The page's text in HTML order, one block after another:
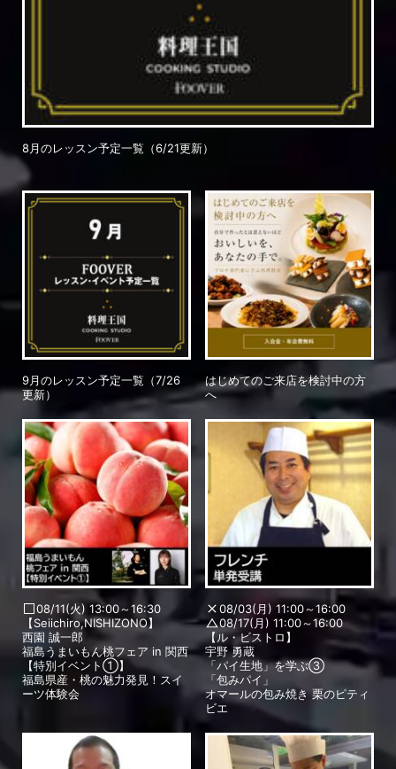
8月のレッスン予定一覧（6/21更新）
9月のレッスン予定一覧（7/26
更新）
はじめてのご来店を検討中の方
へ
08/11(火) 13:00～16:30
【Seiichiro,NISHIZONO】
西園 誠一郎
福島うまいもん桃フェア in 関西
【特別イベント①】
福島県産・桃の魅力発見！スイ
ーツ体験会
08/03(月) 11:00～16:00
08/17(月) 11:00～16:00
【ル・ビストロ】
宇野 勇蔵
「パイ生地」を学ぶ③
「包みパイ」
オマールの包み焼き 栗のピティ
ビエ